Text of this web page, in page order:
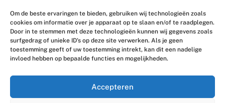
Om de beste ervaringen te bieden, gebruiken wij technologieën zoals
cookies om informatie over je apparaat op te slaan en/of te raadplegen.
Door in te stemmen met deze technologieën kunnen wij gegevens zoals
surfgedrag of unieke ID's op deze site verwerken. Als je geen
toestemming geeft of uw toestemming intrekt, kan dit een nadelige
invloed hebben op bepaalde functies en mogelijkheden.
Accepteren
Contact
Houttuinlaan 8
3447 GM Woerden